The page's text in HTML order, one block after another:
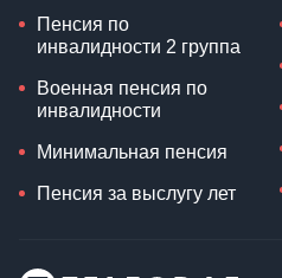
Пенсия по
инвалидности 2 группа
Военная пенсия по
инвалидности
Минимальная пенсия
Пенсия за выслугу лет